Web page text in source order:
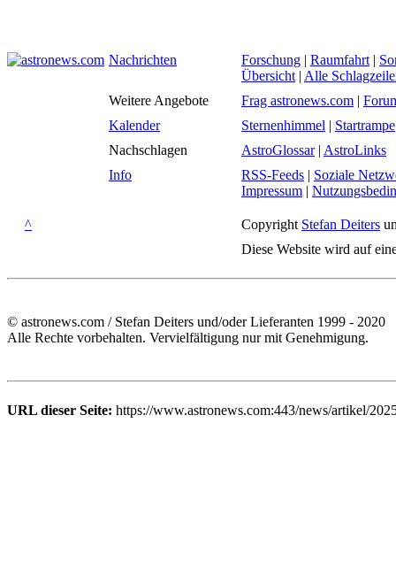
Nachrichten Forschung | Raumfahrt |
Übersicht | Alle
Weitere Angebote
Frag astronews.com |
Kalender
Sternenhimmel | Startrampe
Nachschlagen
AstroGlossar| AstroLinks
Info
RSS-Feeds | Soziale
Impressum |
^ Copyright Stefan Deiters
Diese Website wird auf
© astronews.com / Stefan Deiters und/oder Lieferanten 1999 - 2020
Alle Rechte vorbehalten. Vervielfältigung nur mit Genehmigung.
URL dieser Seite: https://www.astronews.com:443/news/artikel/